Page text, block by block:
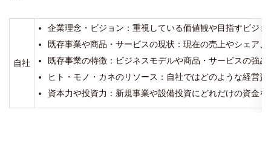
自社
企業理念・ビジョン：重視している価値観や目指すビジョ
既存事業や商品・サービスの現状：現在の売上やシェア
既存事業の特徴：ビジネスモデルや商品・サービスの強
ヒト・モノ・カネのリソース：自社ではどのような経営資
資本力や投資力：新規事業や設備投資にどれだけの資金